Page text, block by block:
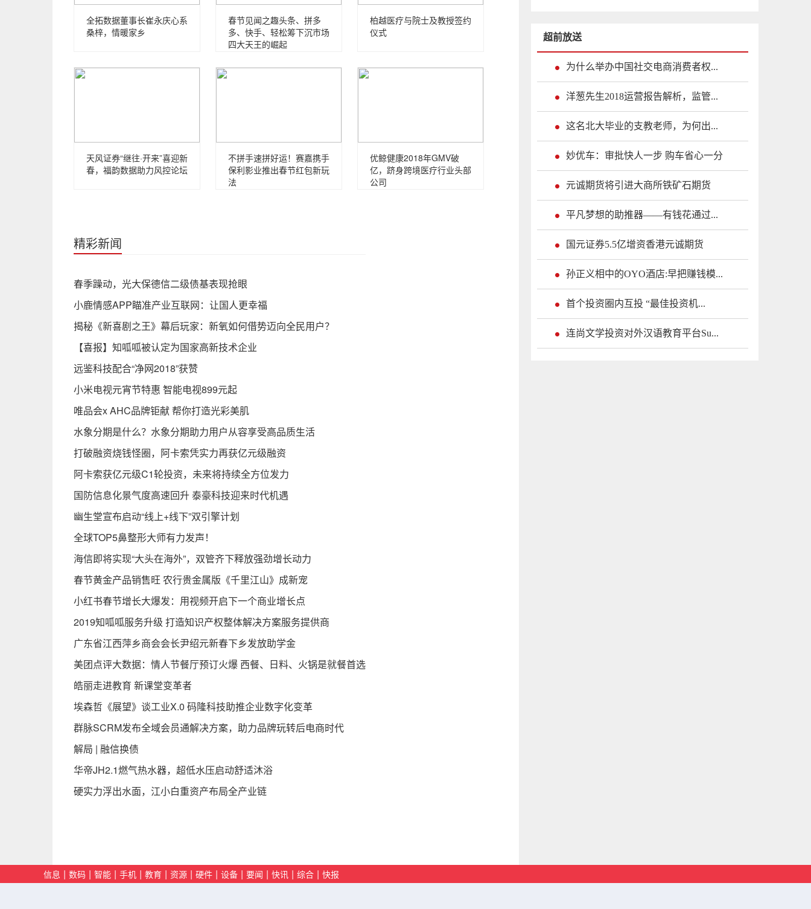
全拓数据董事长崔永庆心系
桑梓，情暖家乡
春节见闻之趣头条、拼多
多、快手、轻松筹下沉市场
四大天王的崛起
柏越医疗与院士及教授签约
仪式
天风证券“继往·开来”喜迎新
春，福韵数据助力风控论坛
不拼手速拼好运！赛嘉携手
保利影业推出春节红包新玩
法
优鲸健康2018年GMV破
亿，跻身跨境医疗行业头部
公司
精彩新闻
春季躁动，光大保德信二级债基表现抢眼
小鹿情感APP瞄准产业互联网：让国人更幸福
揭秘《新喜剧之王》幕后玩家：新氧如何借势迈向全民用户？
【喜报】知呱呱被认定为国家高新技术企业
远鉴科技配合“净网2018”获赞
小米电视元宵节特惠 智能电视899元起
唯品会x AHC品牌钜献 帮你打造光彩美肌
水象分期是什么？水象分期助力用户从容享受高品质生活
打破融资烧钱怪圈，阿卡索凭实力再获亿元级融资
阿卡索获亿元级C1轮投资，未来将持续全方位发力
国防信息化景气度高速回升 泰豪科技迎来时代机遇
幽生堂宣布启动“线上+线下”双引擎计划
全球TOP5鼻整形大师有力发声！
海信即将实现“大头在海外”，双管齐下释放强劲增长动力
春节黄金产品销售旺 农行贵金属版《千里江山》成新宠
小红书春节增长大爆发：用视频开启下一个商业增长点
2019知呱呱服务升级 打造知识产权整体解决方案服务提供商
广东省江西萍乡商会会长尹绍元新春下乡发放助学金
美团点评大数据：情人节餐厅预订火爆 西餐、日料、火锅是就餐首选
皓丽走进教育 新课堂变革者
埃森哲《展望》谈工业X.0 码隆科技助推企业数字化变革
群脉SCRM发布全域会员通解决方案，助力品牌玩转后电商时代
解局 | 融信换债
华帝JH2.1燃气热水器，超低水压启动舒适沐浴
硬实力浮出水面，江小白重资产布局全产业链
超前放送
为什么举办中国社交电商消费者权...
洋葱先生2018运营报告解析，监管...
这名北大毕业的支教老师，为何出...
妙优车：审批快人一步 购车省心一分
元诚期货将引进大商所铁矿石期货
平凡梦想的助推器——有钱花通过...
国元证券5.5亿增资香港元诚期货
孙正义相中的OYO酒店:早把赚钱模...
首个投资圈内互投 “最佳投资机...
连尚文学投资对外汉语教育平台Su...
信息 | 数码 | 智能 | 手机 | 教育 | 资源 | 硬件 | 设备 | 要闻 | 快讯 | 综合 | 快报